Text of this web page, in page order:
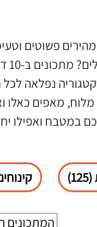
פשוטים
נפלאה לכל
מאפים כאלו
במטבח ואפילו